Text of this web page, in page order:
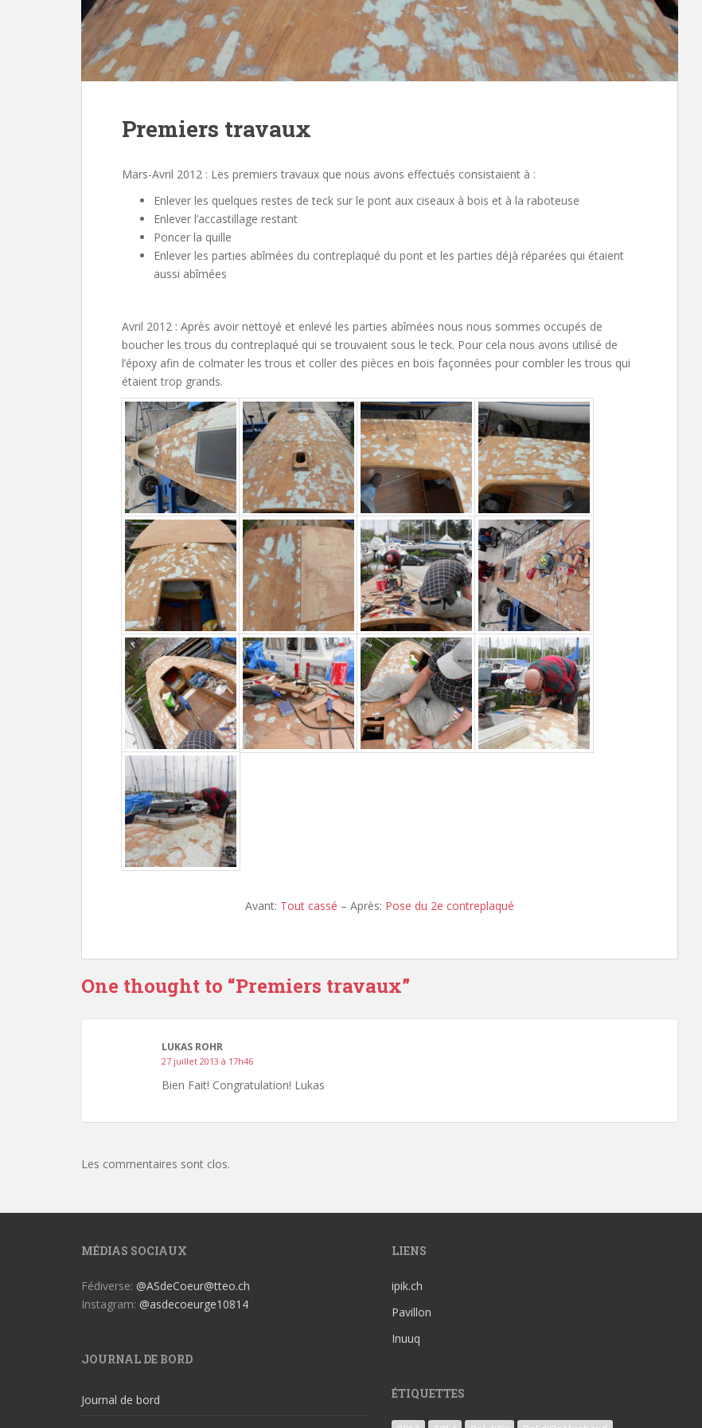
Premiers travaux
Mars-Avril 2012 : Les premiers travaux que nous avons effectués consistaient à :
Enlever les quelques restes de teck sur le pont aux ciseaux à bois et à la raboteuse
Enlever l’accastillage restant
Poncer la quille
Enlever les parties abîmées du contreplaqué du pont et les parties déjà réparées qui étaient
aussi abîmées
Avril 2012 : Après avoir nettoyé et enlevé les parties abîmées nous nous sommes occupés de
boucher les trous du contreplaqué qui se trouvaient sous le teck. Pour cela nous avons utilisé de
l’époxy afin de colmater les trous et coller des pièces en bois façonnées pour combler les trous qui
étaient trop grands.
Avant: Tout cassé – Après: Pose du 2e contreplaqué
One thought to “Premiers travaux”
LUKAS ROHR
27 juillet 2013 à 17h46
Bien Fait! Congratulation! Lukas
Les commentaires sont clos.
MÉDIAS SOCIAUX
Fédiverse: @ASdeCoeur@tteo.ch
Instagram: @asdecoeurge10814
JOURNAL DE BORD
Journal de bord
LIENS
ipik.ch
Pavillon
Inuuq
ÉTIQUETTES